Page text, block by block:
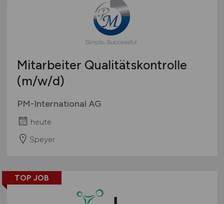
Mitarbeiter Qualitätskontrolle
(m/w/d)
PM-International AG
heute
Speyer
TOP JOB